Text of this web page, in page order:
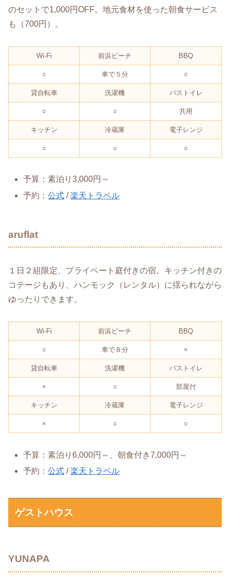
のセットで1,000円OFF。地元食材を使った朝食サービス
も（700円）。
Wi-Fi 前浜ビーチ BBQ
○ 車で５分 ○
貸自転車 洗濯機 バストイレ
○ ○ 共用
キッチン 冷蔵庫 電子レンジ
○ ○ ○
予算：素泊り3,000円～
予約：公式 /楽天トラベル
aruflat
１日２組限定、プライベート庭付きの宿。キッチン付きの
コテージもあり、ハンモック（レンタル）に揺られながら
ゆったりできます。
Wi-Fi 前浜ビーチ BBQ
○ 車で８分 ×
貸自転車 洗濯機 バストイレ
× ○ 部屋付
キッチン 冷蔵庫 電子レンジ
× ○ ○
予算：素泊り6,000円～、朝食付き7,000円～
予約：公式 /楽天トラベル
ゲストハウス
YUNAPA